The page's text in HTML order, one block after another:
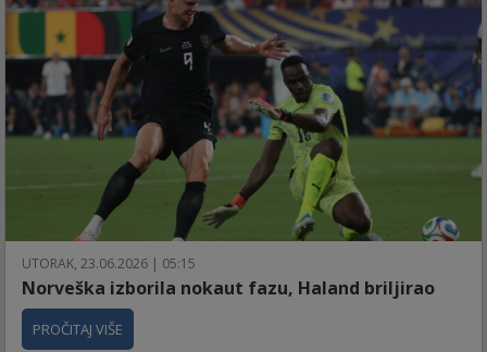
UTORAK, 23.06.2026 | 05:15
Norveška izborila nokaut fazu, Haland briljirao
PROČITAJ VIŠE